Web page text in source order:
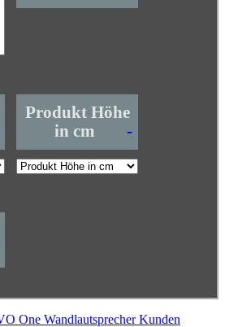
Produkt Höhe
in cm
-